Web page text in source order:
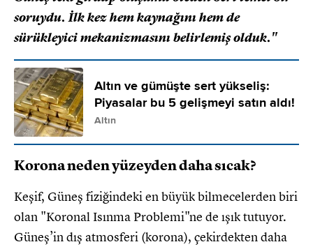
soruydu. İlk kez hem kaynağını hem de
sürükleyici mekanizmasını belirlemiş olduk."
Altın ve gümüşte sert yükseliş:
Piyasalar bu 5 gelişmeyi satın aldı!
Altın
Korona neden yüzeyden daha sıcak?
Keşif, Güneş fiziğindeki en büyük bilmecelerden biri
olan "Koronal Isınma Problemi"ne de ışık tutuyor.
Güneş’in dış atmosferi (korona), çekirdekten daha